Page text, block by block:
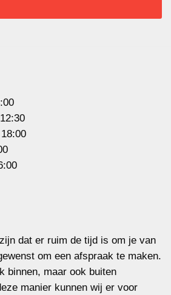
dat er ruim de tijd is om je van
om een afspraak te maken.
binnen, maar ook buiten
manier kunnen wij er voor